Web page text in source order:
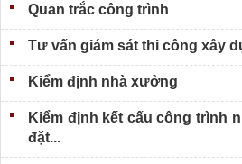
Quan trắc công trình
Tư vấn giám sát thi công xây
Kiểm định nhà xưởng
Kiểm định kết cấu công trình
đặt...